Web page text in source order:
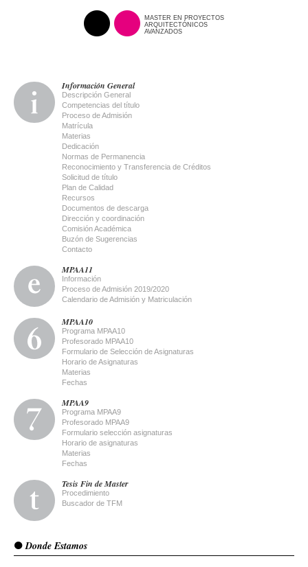
MASTER EN PROYECTOS
ARQUITECTÓNICOS
AVANZADOS
Información General
Descripción General
Competencias del título
Proceso de Admisión
Matrícula
Materias
Dedicación
Normas de Permanencia
Reconocimiento y Transferencia de Créditos
Solicitud de título
Plan de Calidad
Recursos
Documentos de descarga
Dirección y coordinación
Comisión Académica
Buzón de Sugerencias
Contacto
MPAA11
Información
Proceso de Admisión 2019/2020
Calendario de Admisión y Matriculación
MPAA10
Programa MPAA10
Profesorado MPAA10
Formulario de Selección de Asignaturas
Horario de Asignaturas
Materias
Fechas
MPAA9
Programa MPAA9
Profesorado MPAA9
Formulario selección asignaturas
Horario de asignaturas
Materias
Fechas
Tesis Fin de Master
Procedimiento
Buscador de TFM
Donde Estamos